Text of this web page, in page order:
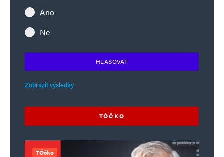
Ano
Ne
HLASOVAT
Zobrazit výsledky
TÓČKO
TÓčko